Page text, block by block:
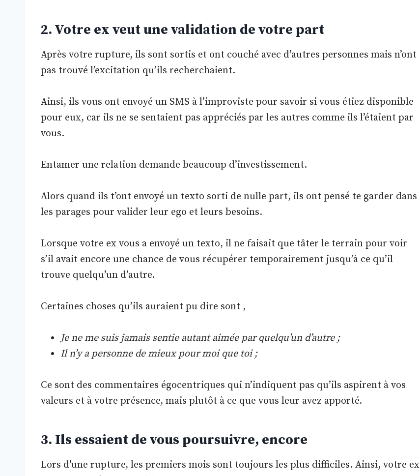
2. Votre ex veut une validation de votre part
Après votre rupture, ils sont sortis et ont couché avec d’autres personnes mais n’ont
pas trouvé l’excitation qu’ils recherchaient.
Ainsi, ils vous ont envoyé un SMS à l’improviste pour savoir si vous étiez disponible
pour eux, car ils ne se sentaient pas appréciés par les autres comme ils l’étaient par
vous.
Entamer une relation demande beaucoup d’investissement.
Alors quand ils t’ont envoyé un texto sorti de nulle part, ils ont pensé te garder dans
les parages pour valider leur ego et leurs besoins.
Lorsque votre ex vous a envoyé un texto, il ne faisait que tâter le terrain pour voir
s’il avait encore une chance de vous récupérer temporairement jusqu’à ce qu’il
trouve quelqu’un d’autre.
Certaines choses qu’ils auraient pu dire sont ,
Je ne me suis jamais sentie autant aimée par quelqu’un d’autre ;
Il n’y a personne de mieux pour moi que toi ;
Ce sont des commentaires égocentriques qui n’indiquent pas qu’ils aspirent à vos
valeurs et à votre présence, mais plutôt à ce que vous leur avez apporté.
3. Ils essaient de vous poursuivre, encore
Lors d’une rupture, les premiers mois sont toujours les plus difficiles. Ainsi, votre ex